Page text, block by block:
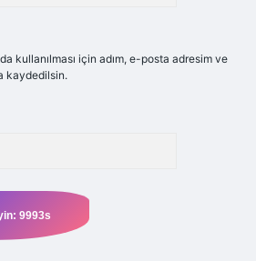
kullanılması için adım, e-posta adresim ve
kaydedilsin.